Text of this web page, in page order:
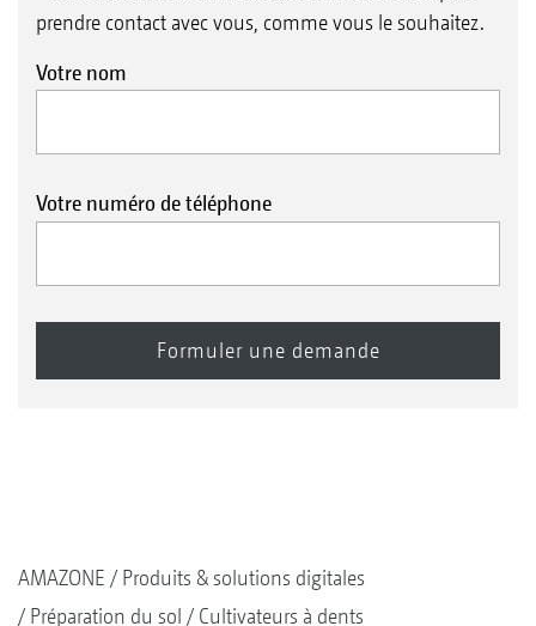
prendre contact avec vous, comme vous le souhaitez.
Votre nom
Votre numéro de téléphone
AMAZONE
Produits & solutions digitales
Préparation du sol
Cultivateurs à dents